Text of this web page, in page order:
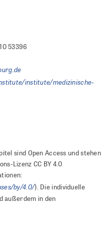
53396
institute/medizinische-
sind Open Access und stehen
Lizenz CC BY 4.0
by/4.0/). Die individuelle
außerdem in den